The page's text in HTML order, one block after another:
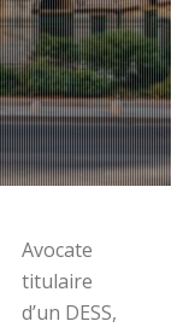
Avocate
titulaire
d’un DESS,